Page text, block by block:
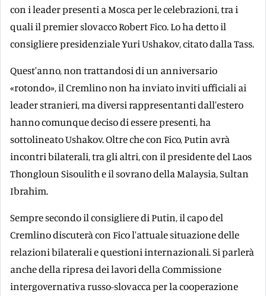
con i leader presenti a Mosca per le celebrazioni, tra i
quali il premier slovacco Robert Fico. Lo ha detto il
consigliere presidenziale Yuri Ushakov, citato dalla Tass.
Quest'anno, non trattandosi di un anniversario
«rotondo», il Cremlino non ha inviato inviti ufficiali ai
leader stranieri, ma diversi rappresentanti dall'estero
hanno comunque deciso di essere presenti, ha
sottolineato Ushakov. Oltre che con Fico, Putin avrà
incontri bilaterali, tra gli altri, con il presidente del Laos
Thongloun Sisoulith e il sovrano della Malaysia, Sultan
Ibrahim.
Sempre secondo il consigliere di Putin, il capo del
Cremlino discuterà con Fico l'attuale situazione delle
relazioni bilaterali e questioni internazionali. Si parlerà
anche della ripresa dei lavori della Commissione
intergovernativa russo-slovacca per la cooperazione